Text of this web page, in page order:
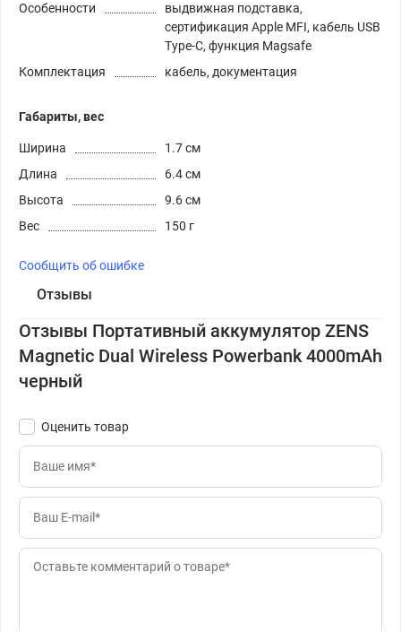
Особенности
выдвижная подставка,
сертификация Apple MFI, кабель USB
Type-C, функция Magsafe
Комплектация
кабель, документация
Габариты, вес
Ширина
1.7 см
Длина
6.4 см
Высота
9.6 см
Вес
150 г
Сообщить об ошибке
Отзывы
Отзывы Портативный аккумулятор ZENS
Magnetic Dual Wireless Powerbank 4000mAh
черный
Оценить товар